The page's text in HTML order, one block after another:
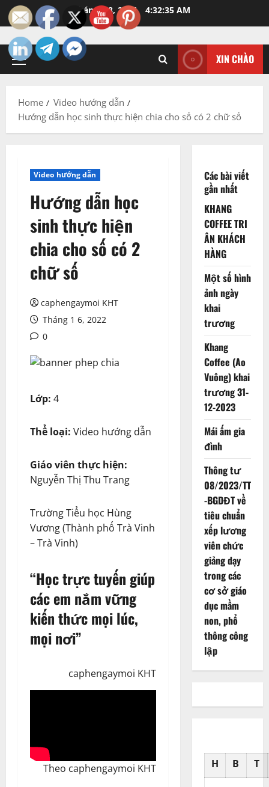
Skip
to
content
Tháng 8 8, 2026 4:32:36 AM
Primary
XIN CHÀO
Home
Video hướng dẫn
Hướng dẫn học sinh thực hiện chia cho số có 2 chữ số
Video hướng dẫn
Hướng dẫn học
sinh thực hiện
chia cho số có 2
chữ số
caphengaymoi KHT
Tháng 1 6, 2022
0
Lớp: 4
Thể loại: Video hướng dẫn
Giáo viên thực hiện:
Nguyễn Thị Thu Trang
Trường Tiểu học Hùng
Vương (Thành phố Trà Vinh
– Trà Vinh)
“Học trực tuyến giúp
các em nắm vững
kiến thức mọi lúc,
mọi nơi”
caphengaymoi KHT
Theo caphengaymoi KHT
Các bài viết
gần nhất
KHANG
COFFEE TRI
ÂN KHÁCH
HÀNG
Một số hình
ảnh ngày
khai
trương
Khang
Coffee (Ao
Vuông) khai
trương 31-
12-2023
Mái ấm gia
đình
Thông tư
08/2023/TT
-BGDĐT về
tiêu chuẩn
xếp lương
viên chức
giảng dạy
trong các
cơ sở giáo
dục mầm
non, phổ
thông công
lập
H B T